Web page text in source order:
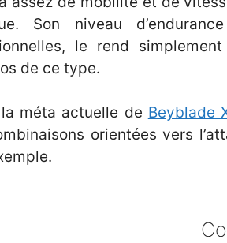
Son niveau
le rend
de ce type.
méta actuelle de Beyblade
orientées vers